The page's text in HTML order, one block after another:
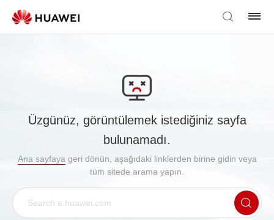
Üzgünüz, görüntülemek istediğiniz sayfa
bulunamadı.
Ana sayfaya geri dönün, aşağıdaki linklerden birine gidin veya
tüm sitede arama yapın.